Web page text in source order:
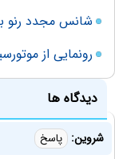
شانس مجدد رنو
رونمایی از
دیدگاه ها
شروین: پاسخ